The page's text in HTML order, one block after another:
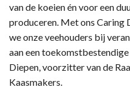
van de koeien én voor een
produceren. Met ons Caring
we onze veehouders bij
aan een
Diepen, voorzitter van de
Kaasmakers.